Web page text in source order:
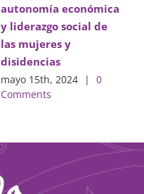
autonomía económica
y liderazgo social de
las mujeres y
disidencias
mayo 15th, 2024 |
0
Comments